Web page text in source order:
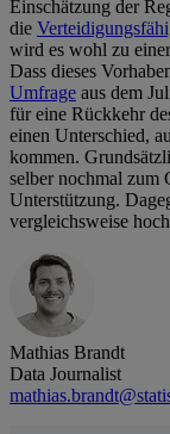
Einschätzung der
die
wird es wohl zu
Dass dieses
Umfrage aus dem
für eine Rückkehr
einen Unterschied,
kommen.
selber nochmal zum
Unterstützung.
vergleichsweise
Mathias Brandt
Data Journalist